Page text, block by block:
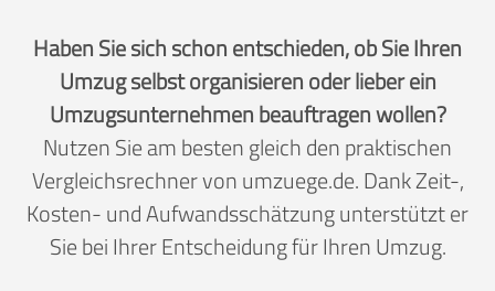
Haben Sie sich schon entschieden, ob Sie Ihren
Umzug selbst organisieren oder lieber ein
Umzugsunternehmen beauftragen wollen?
Nutzen Sie am besten gleich den praktischen
Vergleichsrechner von umzuege.de. Dank Zeit-,
Kosten- und Aufwandsschätzung unterstützt er
Sie bei Ihrer Entscheidung für Ihren Umzug.